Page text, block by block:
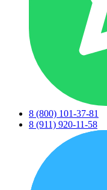
8 (800) 101-37-81
8 (911) 920-11-58